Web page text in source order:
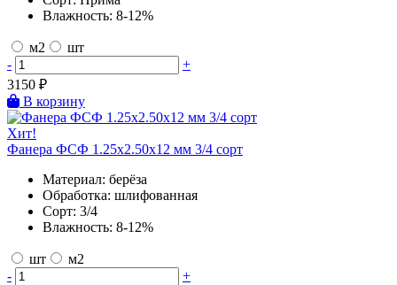
Влажность: 8-12%
м2
шт
-
+
3150 ₽
В корзину
Хит!
Фанера ФСФ 1.25х2.50х12 мм 3/4 сорт
Материал: берёза
Обработка: шлифованная
Сорт: 3/4
Влажность: 8-12%
шт
м2
-
+